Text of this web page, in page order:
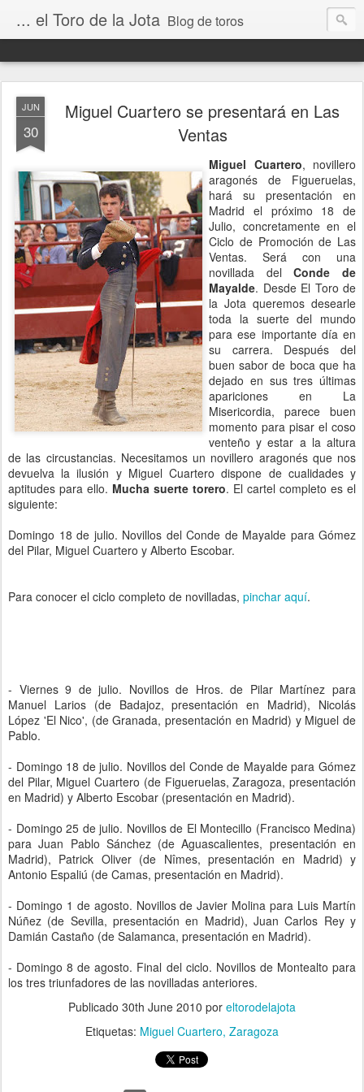
... el Toro de la Jota Blog de toros
JUN
30
Miguel Cuartero se presentará en Las
Ventas
Miguel Cuartero, novillero
aragonés de Figueruelas,
hará su presentación en
Madrid el próximo 18 de
Julio, concretamente en el
Ciclo de Promoción de Las
Ventas. Será con una
novillada delConde de
Mayalde. Desde El Toro de
la Jota queremos desearle
toda la suerte del mundo
para ese importante día en
su carrera. Después del
buen sabor de boca que ha
dejado en sus tres últimas
apariciones en La
Misericordia, parece buen
momento para pisar el coso
venteño y estar a la altura
de las circustancias. Necesitamos un novillero aragonés que nos
devuelva la ilusión y Miguel Cuartero dispone de cualidades y
aptitudes para ello. Mucha suerte torero. El cartel completo es el
siguiente:
Domingo 18 de julio. Novillos del Conde de Mayalde para Gómez
del Pilar, Miguel Cuartero y Alberto Escobar.
Para conocer el ciclo completo de novilladas, pinchar aquí.
- Viernes 9 de julio. Novillos de Hros. de Pilar Martínez para
Manuel Larios (de Badajoz, presentación en Madrid), Nicolás
López 'El Nico', (de Granada, presentación en Madrid) y Miguel de
Pablo.
- Domingo 18 de julio. Novillos del Conde de Mayalde para Gómez
del Pilar, Miguel Cuartero (de Figueruelas, Zaragoza, presentación
en Madrid) y Alberto Escobar (presentación en Madrid).
- Domingo 25 de julio. Novillos de El Montecillo (Francisco Medina)
para Juan Pablo Sánchez (de Aguascalientes, presentación en
Madrid), Patrick Oliver (de Nîmes, presentación en Madrid) y
Antonio Espaliú (de Camas, presentación en Madrid).
- Domingo 1 de agosto. Novillos de Javier Molina para Luis Martín
Núñez (de Sevilla, presentación en Madrid), Juan Carlos Rey y
Damián Castaño (de Salamanca, presentación en Madrid).
- Domingo 8 de agosto. Final del ciclo. Novillos de Montealto para
los tres triunfadores de las novilladas anteriores.
Publicado 30th June 2010 por eltorodelajota
Etiquetas: Miguel Cuartero Zaragoza